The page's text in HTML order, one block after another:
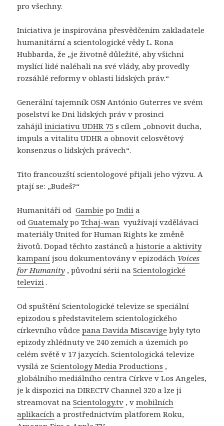
pro všechny.
Iniciativa je inspirována přesvědčením zakladatele
humanitární a scientologické vědy L. Rona
Hubbarda, že „je životně důležité, aby všichni
myslící lidé naléhali na své vlády, aby provedly
rozsáhlé reformy v oblasti lidských práv.“
Generální tajemník OSN António Guterres ve svém
poselství ke Dni lidských práv v prosinci
zahájiliniciativu UDHR 75 s cílem „obnovit ducha,
impuls a vitalitu UDHR a obnovit celosvětový
konsenzus o lidských právech“.
Tito francouzští scientologové přijali jeho výzvu. A
ptají se: „Budeš?“
Humanitáři odGambie poIndii a
odGuatemalypoTchaj-wan využívají vzdělávací
materiály United for Human Rights ke změně
životů. Dopad těchto zastánců ahistorie a aktivity
kampaní jsou dokumentovány v epizodách Voices
for Humanity , původní sérii naScientologické
televizi .
Od spuštění Scientologické televize se speciální
epizodou s představitelem scientologického
církevního vůdcepana Davida Miscavige byly tyto
epizody zhlédnuty ve 240 zemích a územích po
celém světě v 17 jazycích. Scientologická televize
vysílá zeScientology Media Productions ,
globálního mediálního centra Církve v Los Angeles,
je k dispozici na DIRECTV Channel 320 a lze ji
streamovat naScientology.tv , vmobilních
aplikacích a prostřednictvím platforem Roku,